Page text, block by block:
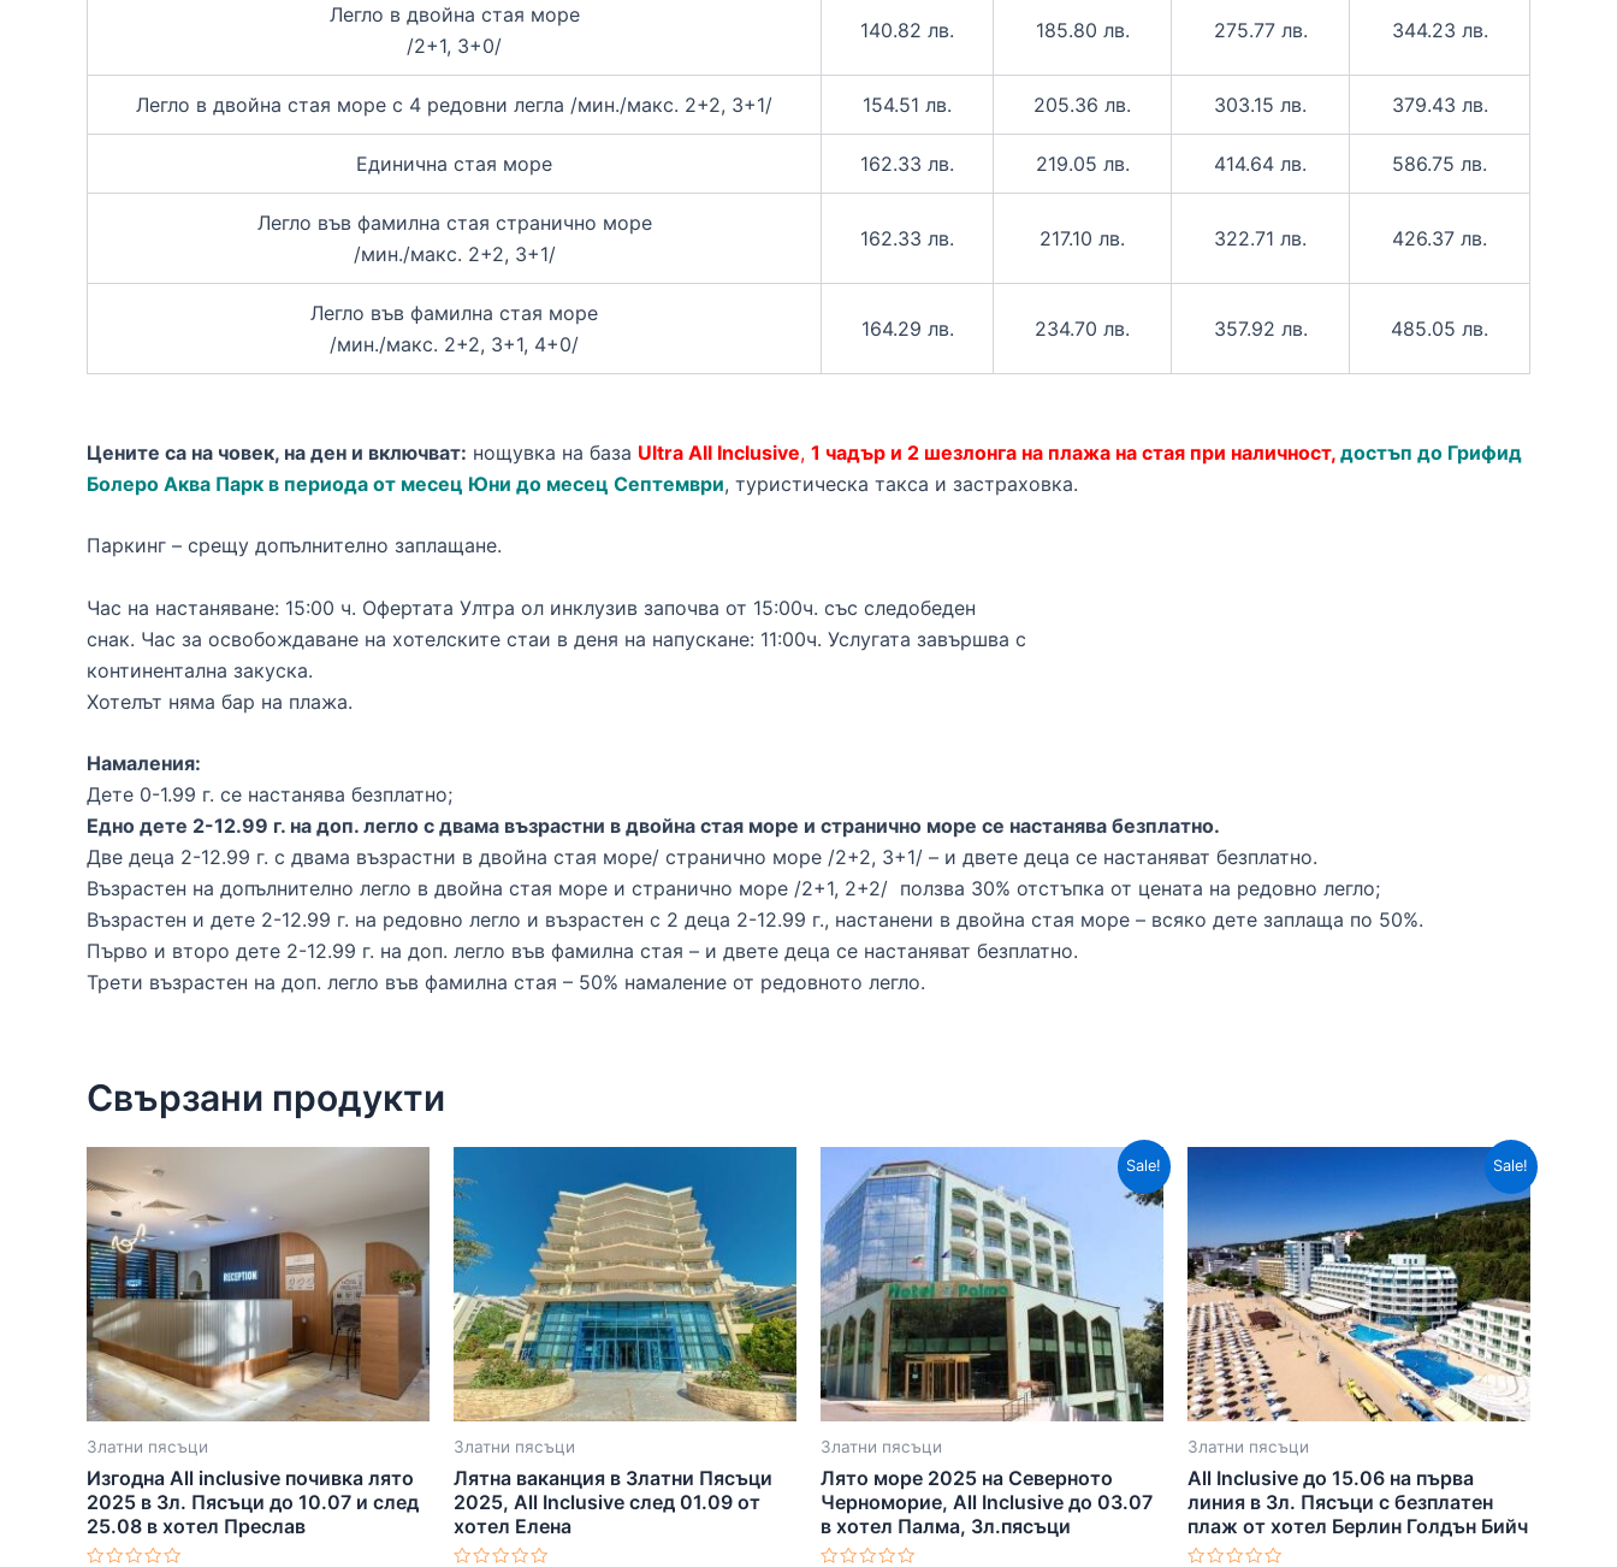
Легло в двойна стая море
/2+1, 3+0/
140.82 лв. 185.80 лв. 275.77 лв. 344.23 лв.
Легло в двойна стая море с 4 редовни легла /мин./макс. 2+2, 3+1/ 154.51 лв. 205.36 лв. 303.15 лв. 379.43 лв.
Единична стая море 162.33 лв. 219.05 лв. 414.64 лв. 586.75 лв.
Легло във фамилна стая странично море
/мин./макс. 2+2, 3+1/
162.33 лв. 217.10 лв. 322.71 лв. 426.37 лв.
Легло във фамилна стая море
/мин./макс. 2+2, 3+1, 4+0/
164.29 лв. 234.70 лв. 357.92 лв. 485.05 лв.
Цените са на човек, на ден и включват: нощувка на база Ultra All Inclusive, 1 чадър и 2 шезлонга на плажа на стая при наличност, достъп до Грифид
Болеро Аква Парк в периода от месец Юни до месец Септември, туристическа такса и застраховка.
Паркинг – срещу допълнително заплащане.
Час на настаняване: 15:00 ч. Офертата Ултра ол инклузив започва от 15:00ч. със следобеден
снак. Час за освобождаване на хотелските стаи в деня на напускане: 11:00ч. Услугата завършва с
континентална закуска.
Хотелът няма бар на плажа.
Намаления:
Дете 0-1.99 г. се настанява безплатно;
Едно дете 2-12.99 г. на доп. легло с двама възрастни в двойна стая море и странично море се настанява безплатно.
Две деца 2-12.99 г. с двама възрастни в двойна стая море/ странично море /2+2, 3+1/ – и двете деца се настаняват безплатно.
Възрастен на допълнително легло в двойна стая море и странично море /2+1, 2+2/ ползва 30% отстъпка от цената на редовно легло;
Възрастен и дете 2-12.99 г. на редовно легло и възрастен с 2 деца 2-12.99 г., настанени в двойна стая море – всяко дете заплаща по 50%.
Първо и второ дете 2-12.99 г. на доп. легло във фамилна стая – и двете деца се настаняват безплатно.
Трети възрастен на доп. легло във фамилна стая – 50% намаление от редовното легло.
Свързани продукти
Златни пясъци
Изгодна All inclusive почивка лято
2025 в Зл. Пясъци до 10.07 и след
25.08 в хотел Преслав
Златни пясъци
Лятна ваканция в Златни Пясъци
2025, All Inclusive след 01.09 от
хотел Елена
Sale!
Златни пясъци
Лято море 2025 на Северното
Черноморие, All Inclusive до 03.07
в хотел Палма, Зл.пясъци
Sale!
Златни пясъци
All Inclusive до 15.06 на първа
линия в Зл. Пясъци с безплатен
плаж от хотел Берлин Голдън Бийч